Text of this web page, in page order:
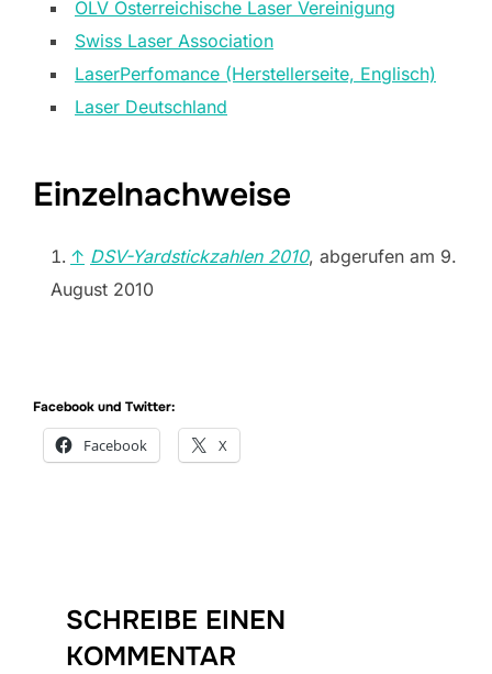
ÖLV Österreichische Laser Vereinigung
Swiss Laser Association
LaserPerfomance (Herstellerseite, Englisch)
Laser Deutschland
Einzelnachweise
↑ DSV-Yardstickzahlen 2010, abgerufen am 9.
August 2010
Facebook und Twitter:
Facebook X
SCHREIBE EINEN
KOMMENTAR